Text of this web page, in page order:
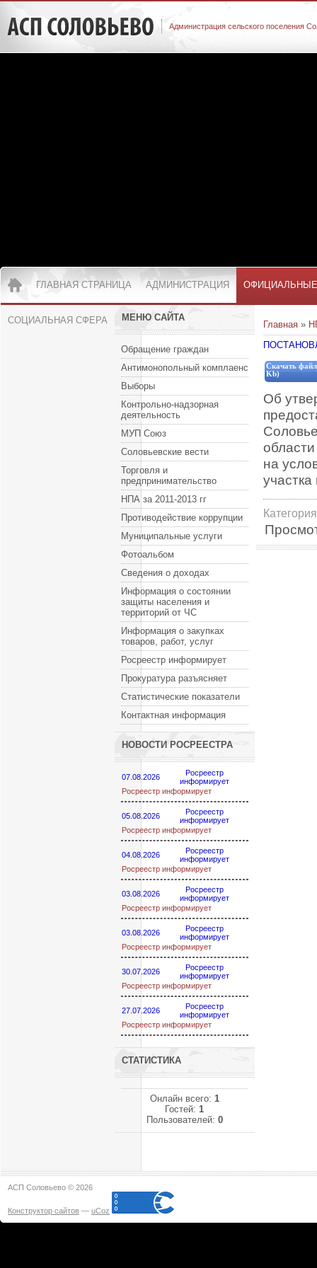
Администрация сельского поселения
ГЛАВНАЯ СТРАНИЦА АДМИНИСТРАЦИЯ
СОЦИАЛЬНАЯ СФЕРА МЕНЮ САЙТА
Обращение граждан
Антимонопольный комплаенс
Выборы
Контрольно-надзорная
деятельность
МУП Союз
Соловьевские вести
Торговля и
предпринимательство
НПА за 2011-2013 гг
Противодействие коррупции
Муниципальные услуги
Фотоальбом
Сведения о доходах
Информация о состоянии
защиты населения и
территорий от ЧС
Информация о закупках
товаров, работ, услуг
Росреестр информирует
Прокуратура разъясняет
Статистические показатели
Контактная информация
НОВОСТИ РОСРЕЕСТРА
07.08.2026
Росреестр
информирует
Росреестр информирует
05.08.2026
Росреестр
информирует
Росреестр информирует
04.08.2026
Росреестр
информирует
Росреестр информирует
03.08.2026
Росреестр
информирует
Росреестр информирует
03.08.2026
Росреестр
информирует
Росреестр информирует
30.07.2026
Росреестр
информирует
Росреестр информирует
27.07.2026
Росреестр
информирует
Росреестр информирует
СТАТИСТИКА
Онлайн всего: 1
Гостей:1
Пользователей: 0
Главная »
Скачать
Kb)
Об
на
Категория
АСП Соловьево © 2026
Конструктор сайтов — uCoz